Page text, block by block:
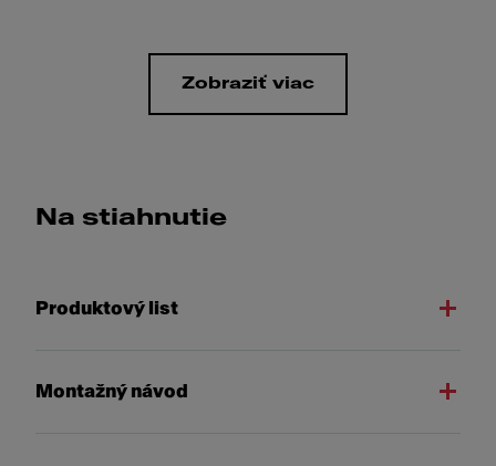
Zobraziť viac
Na stiahnutie
Produktový list
Montažný návod